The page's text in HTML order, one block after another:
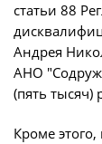
статьи 88
Андрея
АНО
(пять тысяч)
Кроме